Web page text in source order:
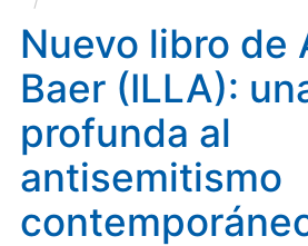
profunda al antisemitismo
Nuevo libro de
Baer (ILLA):
profunda al
antisemitismo